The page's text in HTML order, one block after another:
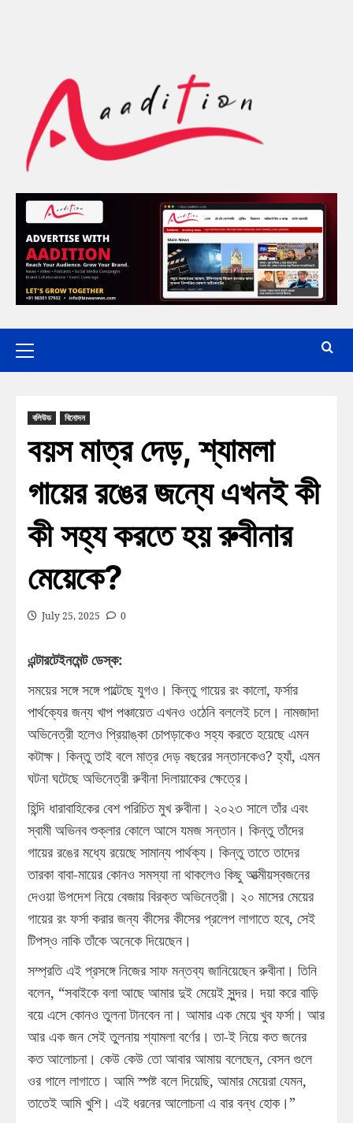
বলিউড বিনোদন
বয়স মাত্র দেড়, শ্যামলা
গায়ের রঙের জন্যে এখনই কী
কী সহ্য করতে হয় রুবীনার
মেয়েকে?
July 25, 2025 0
এন্টারটেইনমেন্ট ডেস্ক:
সময়ের সঙ্গে সঙ্গে পাল্টেছে যুগও। কিন্তু গায়ের রং কালো, ফর্সার
পার্থক্যের জন্য খাপ পঞ্চায়েত এখনও ওঠেনি বললেই চলে। নামজাদা
অভিনেত্রী হলেও প্রিয়াঙ্কা চোপড়াকেও সহ্য করতে হয়েছে এমন
কটাক্ষ। কিন্তু তাই বলে মাত্র দেড় বছরের সন্তানকেও? হ্যাঁ, এমন
ঘটনা ঘটেছে অভিনেত্রী রুবীনা দিলায়াকের ক্ষেত্রে।
হিন্দি ধারাবাহিকের বেশ পরিচিত মুখ রুবীনা। ২০২৩ সালে তাঁর এবং
স্বামী অভিনব শুক্লার কোলে আসে যমজ সন্তান। কিন্তু তাঁদের
গায়ের রঙের মধ্যে রয়েছে সামান্য পার্থক্য। কিন্তু তাতে তাদের
তারকা বাবা-মায়ের কোনও সমস্যা না থাকলেও কিছু আত্মীয়স্বজনের
দেওয়া উপদেশ নিয়ে বেজায় বিরক্ত অভিনেত্রী। ২০ মাসের মেয়ের
গায়ের রং ফর্সা করার জন্য কীসের কীসের প্রলেপ লাগাতে হবে, সেই
টিপস্‌ও নাকি তাঁকে অনেকে দিয়েছেন।
সম্প্রতি এই প্রসঙ্গে নিজের সাফ মন্তব্য জানিয়েছেন রুবীনা। তিনি
বলেন, “সবাইকে বলা আছে আমার দুই মেয়েই সুন্দর। দয়া করে বাড়ি
বয়ে এসে কোনও তুলনা টানবেন না। আমার এক মেয়ে খুব ফর্সা। আর
আর এক জন সেই তুলনায় শ্যামলা বর্ণের। তা-ই নিয়ে কত জনের
কত আলোচনা। কেউ কেউ তো আবার আমায় বলেছেন, বেসন গুলে
ওর গালে লাগাতে। আমি স্পষ্ট বলে দিয়েছি, আমার মেয়েরা যেমন,
তাতেই আমি খুশি। এই ধরনের আলোচনা এ বার বন্ধ হোক।”